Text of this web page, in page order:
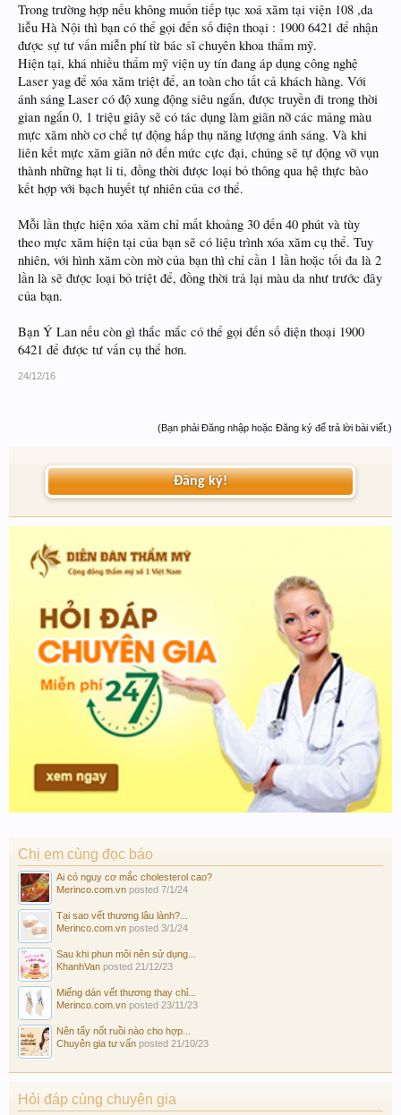
Trong trường hợp nếu không muốn tiếp tục xoá xăm tại viện 108 ,da
liễu Hà Nội thì bạn có thể gọi đến số điện thoại : 1900 6421 để nhận
được sự tư vấn miễn phí từ bác sĩ chuyên khoa thẩm mỹ.
Hiện tại, khá nhiều thẩm mỹ viện uy tín đang áp dụng công nghệ
Laser yag để xóa xăm triệt để, an toàn cho tất cả khách hàng. Với
ánh sáng Laser có độ xung động siêu ngắn, được truyền đi trong thời
gian ngắn 0, 1 triệu giây sẽ có tác dụng làm giãn nỡ các mảng màu
mực xăm nhờ cơ chế tự động hấp thụ năng lượng ánh sáng. Và khi
liên kết mực xăm giãn nở đến mức cực đại, chúng sẽ tự động vỡ vụn
thành những hạt li ti, đồng thời được loại bỏ thông qua hệ thực bào
kết hợp với bạch huyết tự nhiên của cơ thể.
Mỗi lần thực hiện xóa xăm chỉ mất khoảng 30 đến 40 phút và tùy
theo mực xăm hiện tại của bạn sẽ có liệu trình xóa xăm cụ thể. Tuy
nhiên, với hình xăm còn mờ của bạn thì chỉ cần 1 lần hoặc tối đa là 2
lần là sẽ được loại bỏ triệt để, đồng thời trả lại màu da như trước đây
của bạn.
Bạn Ý Lan nếu còn gì thắc mắc có thể gọi đến số điện thoại 1900
6421 để được tư vấn cụ thể hơn.
24/12/16
(Bạn phải Đăng nhập hoặc Đăng ký để trả lời bài viết.)
Đăng ký!
Chị em cùng đọc báo
Ai có nguy cơ mắc cholesterol cao?
Merinco.com.vn posted 7/1/24
Tại sao vết thương lâu lành?...
Merinco.com.vn posted 3/1/24
Sau khi phun môi nên sử dụng...
KhanhVan posted 21/12/23
Miếng dán vết thương thay chỉ...
Merinco.com.vn posted 23/11/23
Nên tẩy nốt ruồi nào cho hợp...
Chuyên gia tư vấn posted 21/10/23
Hỏi đáp cùng chuyên gia